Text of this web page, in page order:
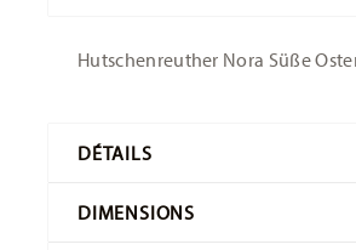
Hutschenreuther Nora Süße
DÉTAILS
Nora
DIMENSIONS